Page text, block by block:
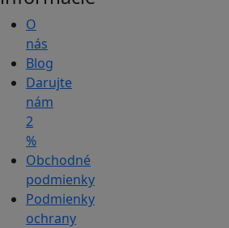
O
nás
Blog
Darujte
nám
2
%
Obchodné
podmienky
Podmienky
ochrany